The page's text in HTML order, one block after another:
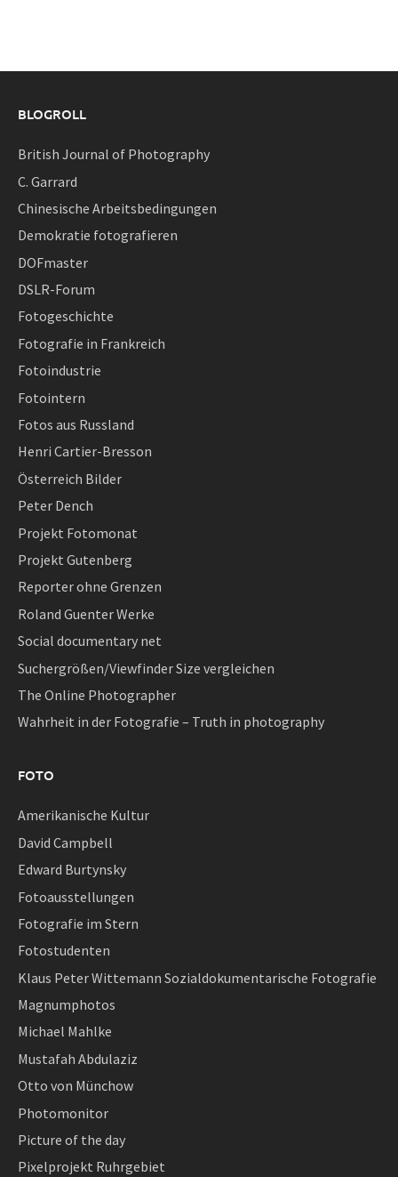
BLOGROLL
British Journal of Photography
C. Garrard
Chinesische Arbeitsbedingungen
Demokratie fotografieren
DOFmaster
DSLR-Forum
Fotogeschichte
Fotografie in Frankreich
Fotoindustrie
Fotointern
Fotos aus Russland
Henri Cartier-Bresson
Österreich Bilder
Peter Dench
Projekt Fotomonat
Projekt Gutenberg
Reporter ohne Grenzen
Roland Guenter Werke
Social documentary net
Suchergrößen/Viewfinder Size vergleichen
The Online Photographer
Wahrheit in der Fotografie – Truth in photography
FOTO
Amerikanische Kultur
David Campbell
Edward Burtynsky
Fotoausstellungen
Fotografie im Stern
Fotostudenten
Klaus Peter Wittemann Sozialdokumentarische Fotografie
Magnumphotos
Michael Mahlke
Mustafah Abdulaziz
Otto von Münchow
Photomonitor
Picture of the day
Pixelprojekt Ruhrgebiet